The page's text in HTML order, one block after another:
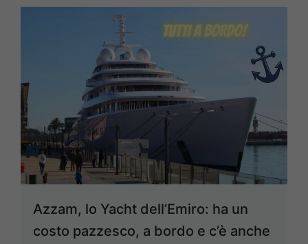
Azzam, lo Yacht dell’Emiro: ha un
costo pazzesco, a bordo e c’è anche